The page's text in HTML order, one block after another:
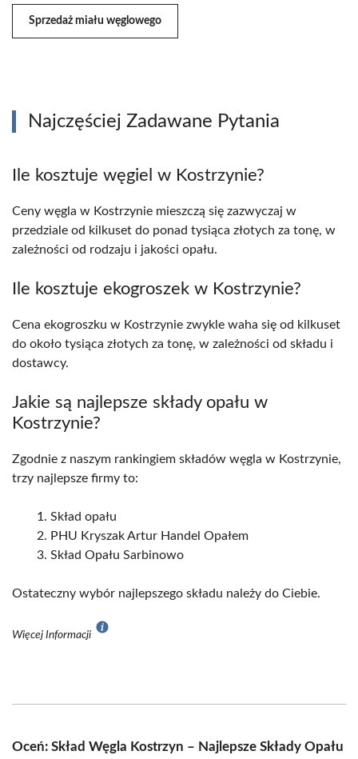
Sprzedaż miału węglowego
Najczęściej Zadawane Pytania
Ile kosztuje węgiel w Kostrzynie?
Ceny węgla w Kostrzynie mieszczą się zazwyczaj w
przedziale od kilkuset do ponad tysiąca złotych za tonę, w
zależności od rodzaju i jakości opału.
Ile kosztuje ekogroszek w Kostrzynie?
Cena ekogroszku w Kostrzynie zwykle waha się od kilkuset
do około tysiąca złotych za tonę, w zależności od składu i
dostawcy.
Jakie są najlepsze składy opału w
Kostrzynie?
Zgodnie z naszym rankingiem składów węgla w Kostrzynie,
trzy najlepsze firmy to:
Skład opału
PHU Kryszak Artur Handel Opałem
Skład Opału Sarbinowo
Ostateczny wybór najlepszego składu należy do Ciebie.
Więcej Informacji
Oceń: Skład Węgla Kostrzyn – Najlepsze Składy Opału